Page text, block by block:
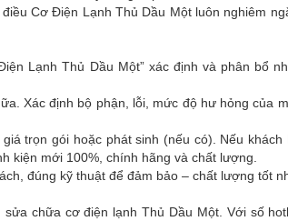
Cơ Điện Lạnh Thủ Dầu Một luôn nghiêm
Lạnh Thủ Dầu Một” xác định và phân bổ
Xác định bộ phận, lỗi, mức độ hư hỏng của
trọn gói hoặc phát sinh (nếu có). Nếu
kiện mới 100%, chính hãng và chất lượng.
đúng kỹ thuật để đảm bảo – chất lượng tốt
chữa cơ điện lạnh Thủ Dầu Một. Với số